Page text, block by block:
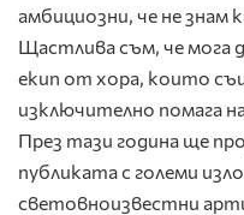
амбициозни, че не знам
Щастлива съм, че мога
екип от хора, които
изключително помага
През тази година ще
публиката с големи
световноизвестни